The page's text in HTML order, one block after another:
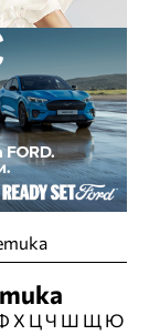
Х ЦЧ Ш Щ Ю